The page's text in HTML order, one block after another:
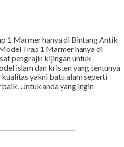
1 Marmer hanya di Bintang Antik
Trap 1 Marmer hanya di
pengrajin kijingan untuk
islam dan kristen yang tentunya
yakni batu alam seperti
Untuk anda yang ingin